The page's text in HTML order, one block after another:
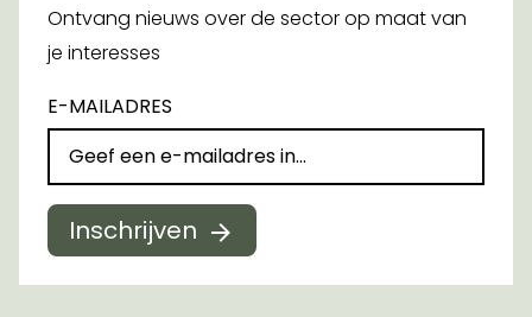
Ontvang nieuws over de sector op maat van
je interesses
E-MAILADRES
Inschrijven